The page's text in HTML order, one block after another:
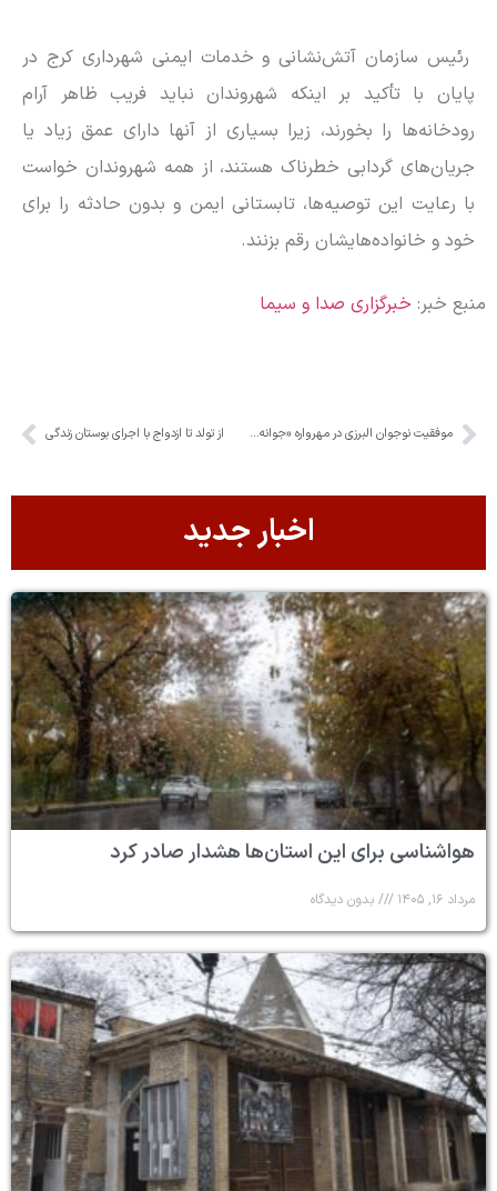
رئیس سازمان آتش‌نشانی و خدمات ایمنی شهرداری کرج در
پایان با تأکید بر اینکه شهروندان نباید فریب ظاهر آرام
رودخانه‌ها را بخورند، زیرا بسیاری از آنها دارای عمق زیاد یا
جریان‌های گردابی خطرناک هستند، از همه شهروندان خواست
با رعایت این توصیه‌ها، تابستانی ایمن و بدون حادثه را برای
خود و خانواده‌هایشان رقم بزنند.
منبع خبر: خبرگزاری صدا و سیما
موفقیت نوجوان البرزی در مهرواره «جوانه‌های قلم» از تولد تا ازدواج با اجرای بوستان زندگی
اخبار جدید
هواشناسی برای این استان‌ها هشدار صادر کرد
مرداد ۱۶, ۱۴۰۵ بدون دیدگاه